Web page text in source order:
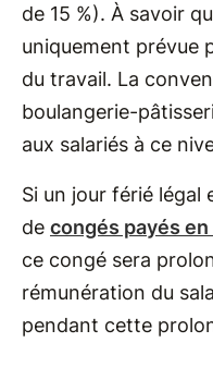
de 15 %). À savoir
uniquement prévue
du travail. La
boulangerie-
aux salariés à ce
Si un jour férié légal
de congés payés
ce congé sera
rémunération du
pendant cette